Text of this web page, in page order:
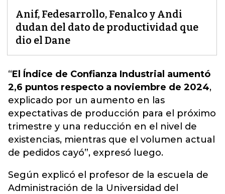
Anif, Fedesarrollo, Fenalco y Andi
dudan del dato de productividad que
dio el Dane
“El Índice de Confianza Industrial aumentó
2,6 puntos respecto a noviembre de 2024,
explicado por un aumento en las
expectativas de producción para el próximo
trimestre y una reducción en el nivel de
existencias, mientras que el volumen actual
de pedidos cayó”, expresó luego.
Según explicó el profesor de la escuela de
Administración de la Universidad del